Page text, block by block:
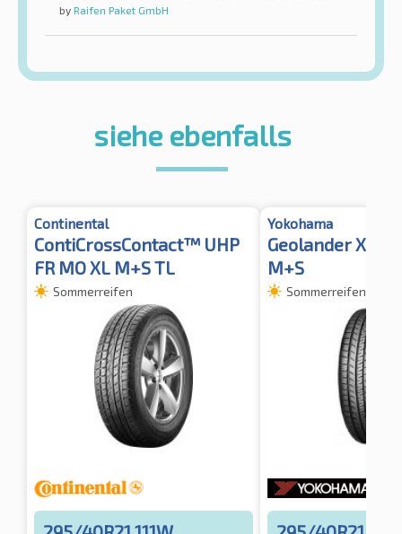
by Raifen Paket GmbH
siehe ebenfalls
Continental
ContiCrossContact™ UHP
FR MO XL M+S TL
Sommerreifen
Yokohama
Geolander X-CV
M+S
Sommerreifen